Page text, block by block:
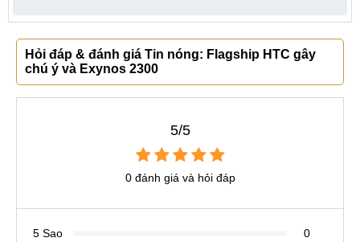
Hỏi đáp & đánh giá Tin nóng: Flagship HTC gây
chú ý và Exynos 2300
5/5
0 đánh giá và hỏi đáp
5 Sao
0